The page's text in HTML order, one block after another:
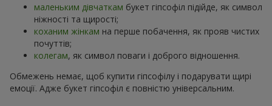
маленьким дівчаткам букет гіпсофіл підійде, як символ
ніжності та щирості;
коханим жінкам на перше побачення, як прояв чистих
почуттів;
колегам, як символ поваги і доброго відношення.
Обмежень немає, щоб купити гіпсофілу і подарувати щирі
емоції. Адже букет гіпсофіл є повністю універсальним.